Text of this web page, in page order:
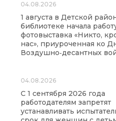
04.08.2026
1 августа в Детской
библиотеке начала
фотовыставка «Никто,
нас», приуроченная ко
Воздушно‑десантных
04.08.2026
С 1 сентября 2026 года
работодателям запретят
устанавливать